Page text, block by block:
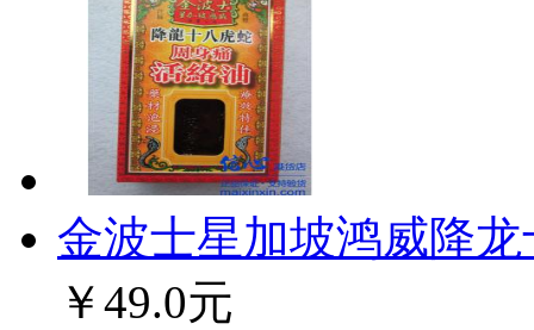
金波士星加坡鸿威降
￥49.0元